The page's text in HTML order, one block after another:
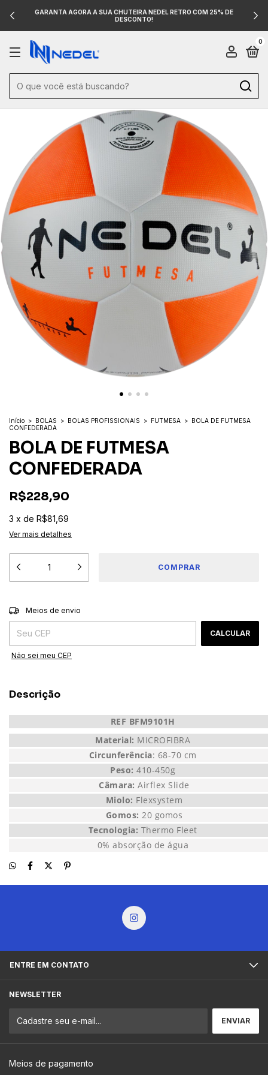
GARANTA AGORA A SUA CHUTEIRA NEDEL RETRO COM 25% DE
DESCONTO!
0
Início > BOLAS > BOLAS PROFISSIONAIS > FUTMESA > BOLA DE FUTMESA
CONFEDERADA
BOLA DE FUTMESA
CONFEDERADA
R$228,90
3 x de R$81,69
Ver mais detalhes
Entregas para o CEP:
Meios de envio
CALCULAR
Não sei meu CEP
Descrição
REF BFM9101H
Material: MICROFIBRA
Circunferência: 68-70 cm
Peso: 410-450g
Câmara: Airflex Slide
Miolo: Flexsystem
Gomos:20 gomos
Tecnologia: Thermo Fleet
0% absorção de água
ENTRE EM CONTATO
NEWSLETTER
Meios de pagamento